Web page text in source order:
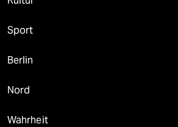
Sport
Berlin
Nord
Wahrheit